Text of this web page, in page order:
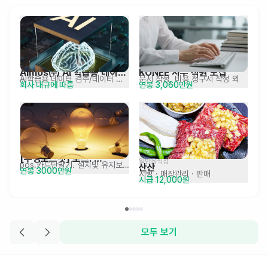
Aimos㈜ AI 학습용 데이터
QM 채용
AI학습용 데이터 검수/데이터 관리
회사 내규에 따름
KONEE 사무 직원 모집
문서 작성, 비용 청구서 작성 외
연봉 3,060만원
[부경포스넷] 포스.
테이블오더 설치 및 유지보수
pos.카드단말기. 설치및 유지보수
연봉 3000만원
일반음식점
산산
서빙· 매장관리 · 판매
시급 12,000원
모두 보기